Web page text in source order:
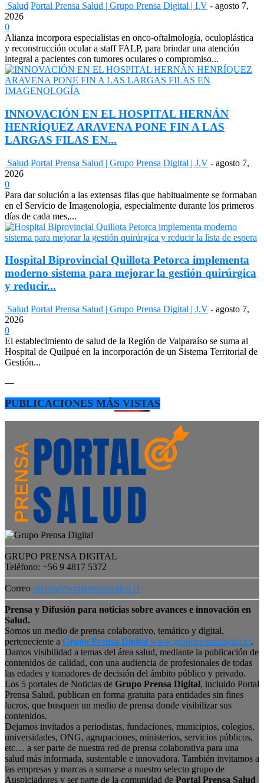
Salud Portal Prensa Salud | Grupo Prensa Digital | I.V - agosto 7,
2026
0
Alianza incorpora especialistas en onco-oftalmología, oculoplástica
y reconstrucción ocular a staff FALP, para brindar una atención
integral a pacientes con tumores oculares o compromiso...
INNOVACIÓN EN EL HOSPITAL HERNÁN
HENRÍQUEZ ARAVENA PONE FIN A LAS
LARGAS FILAS EN...
Salud Portal Prensa Salud | Grupo Prensa Digital | J.V - agosto 7,
2026
0
Para dar solución a las extensas filas que habitualmente se formaban
en el Servicio de Imagenología, especialmente durante los primeros
días de cada mes,...
Hospital Biprovincial Quillota Petorca implementa
moderno sistema para mejorar la gestión quirúrgica
y reducir...
Salud Portal Prensa Salud | Grupo Prensa Digital | J.V - agosto 7,
2026
0
El establecimiento de salud de la Región de Valparaíso se suma al
Hospital de Quilpué en la incorporación de un Sistema Territorial de
Gestión...
—
PUBLICACIONES MÁS VISTAS
GRUPO PRENSA DIGITAL
Teléfono: +56 9 4817 5372
Correo prensa@portalprensasalud.cl
Prensa y Difusión para noticias sobre avances e innovación en
Salud.
Somos un medio de prensa colaborativo, temático y digital,
perteneciente a Grupo Prensa Digital www.grupoprensadigital.cl.
Damos visibilidad a temas del área salud, mediante la publicación de
contenidos de calidad, con una audiencia de profesionales de todas
las edades y tomadores de decisión del ámbito público y privado.
Los 5 portales de Noticias de Grupo Prensa Digital, incluido Portal
Prensa Salud, publican en forma gratuita para entidades sin fines
lucros, que busquen un medio de prensa donde visibilizar sus
contenidos.
Dejamos invitados a periodistas, fundaciones, municipios, colegios,
universidades, ONG, agrupaciones, ministerios, servicios públicos,
etc… a ser parte de nuestra red de prensa colaborativa para una
salud más informada, sustentable e innovadora. También invitamos a
las empresas y marcas a sumarse a nuestro selecto grupo de
Auspiciadores y ser parte de la comunidad de Portal Prensa Salud